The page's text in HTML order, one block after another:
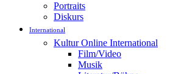
Portraits
Diskurs
International
Kultur Online International
Film/Video
Musik